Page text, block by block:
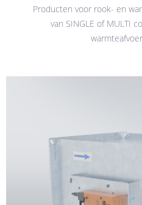
Producten voor rook- en
van SINGLE of MULTI